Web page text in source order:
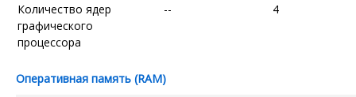
Количество ядер
графического
процессора
-- 4
Оперативная память (RAM)